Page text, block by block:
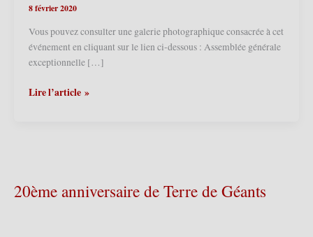
8 février 2020
Vous pouvez consulter une galerie photographique consacrée à cet
événement en cliquant sur le lien ci-dessous : Assemblée générale
exceptionnelle […]
Orchies
de
la
Lire l’article »
20ème anniversaire de Terre de Géants